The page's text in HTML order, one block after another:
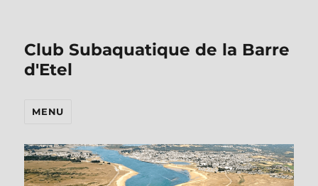
Club Subaquatique de la Barre
d'Etel
MENU